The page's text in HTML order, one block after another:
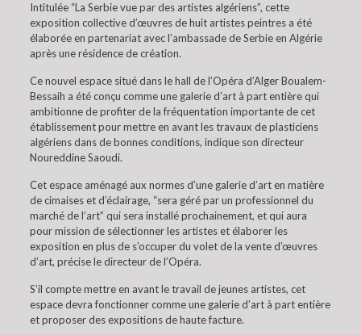
Intitulée “La Serbie vue par des artistes algériens”, cette
exposition collective d’œuvres de huit artistes peintres a été
élaborée en partenariat avec l’ambassade de Serbie en Algérie
après une résidence de création.
Ce nouvel espace situé dans le hall de l’Opéra d’Alger Boualem-
Bessaih a été conçu comme une galerie d’art à part entière qui
ambitionne de profiter de la fréquentation importante de cet
établissement pour mettre en avant les travaux de plasticiens
algériens dans de bonnes conditions, indique son directeur
Noureddine Saoudi.
Cet espace aménagé aux normes d’une galerie d’art en matière
de cimaises et d’éclairage, “sera géré par un professionnel du
marché de l’art” qui sera installé prochainement, et qui aura
pour mission de sélectionner les artistes et élaborer les
exposition en plus de s’occuper du volet de la vente d’œuvres
d’art, précise le directeur de l’Opéra.
S’il compte mettre en avant le travail de jeunes artistes, cet
espace devra fonctionner comme une galerie d’art à part entière
et proposer des expositions de haute facture.